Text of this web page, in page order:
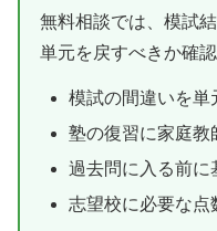
無料相談では、模試
単元を戻すべきか確
模試の間違いを単
塾の復習に家庭教
過去問に入る前に
志望校に必要な点